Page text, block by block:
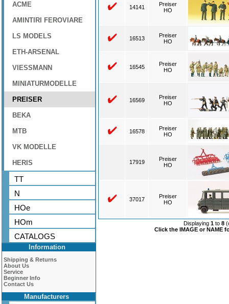
ACME
AMINTIRI FEROVIARE
LS MODELS
ETH-ARSENAL
VIESSMANN
MINIATURMODELLE
PREISER
BEKA
MTB
VK MODELLE
HERIS
TT
N
HOe
HOm
CATALOGS
Information
Shipping & Returns
About Us
Service
Beginner Info
Contact Us
Manufacturers
14141
Preiser
HO
16513
Preiser
HO
16545
Preiser
HO
16569
Preiser
HO
16578
Preiser
HO
17919
Preiser
HO
37017
Preiser
HO
Displaying 1 to 8
Click the IMAGE or NAME